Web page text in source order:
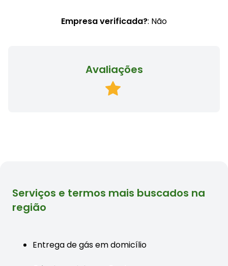
Empresa verificada?: Não
Avaliações
Serviços e termos mais buscados na
região
Entrega de gás em domicílio